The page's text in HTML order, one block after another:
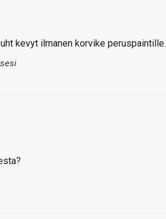
kevyt ilmanen korvike peruspaintille.